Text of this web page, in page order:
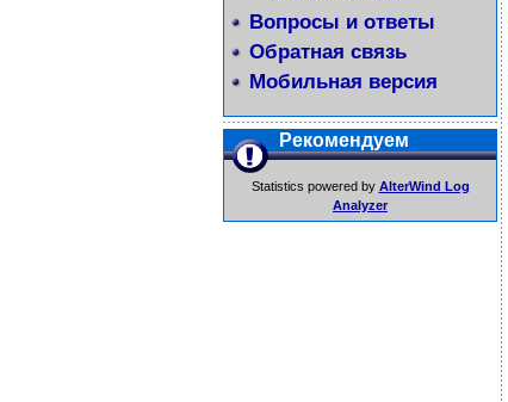
Вопросы и ответы
Обратная связь
Мобильная версия
Рекомендуем
Statistics powered by AlterWind Log
Analyzer